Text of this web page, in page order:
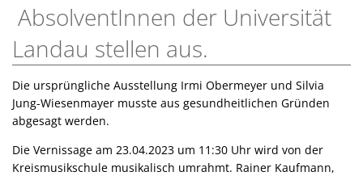
AbsolventInnen der Universität
Landau stellen aus.
Die ursprüngliche Ausstellung Irmi Obermeyer und Silvia
Jung-Wiesenmayer musste aus gesundheitlichen Gründen
abgesagt werden.
Die Vernissage am 23.04.2023 um 11:30 Uhr wird von der
Kreismusikschule musikalisch umrahmt. Rainer Kaufmann,